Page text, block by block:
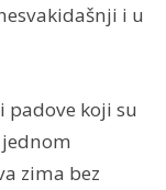
i u
padove koji su
zima bez